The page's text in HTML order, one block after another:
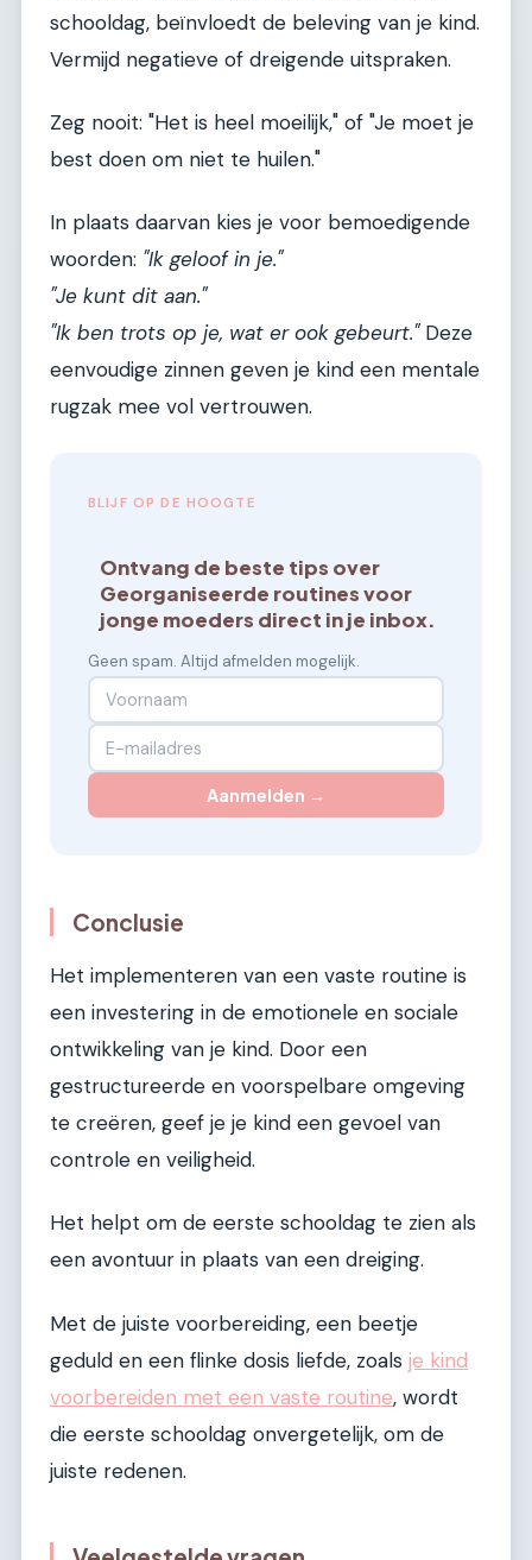
schooldag, beïnvloedt de beleving van je kind.
Vermijd negatieve of dreigende uitspraken.
Zeg nooit: "Het is heel moeilijk," of "Je moet je
best doen om niet te huilen."
In plaats daarvan kies je voor bemoedigende
woorden: "Ik geloof in je."
"Je kunt dit aan."
"Ik ben trots op je, wat er ook gebeurt."Deze
eenvoudige zinnen geven je kind een mentale
rugzak mee vol vertrouwen.
BLIJF OP DE HOOGTE
Ontvang de beste tips over
Georganiseerde routines voor
jonge moeders direct in je inbox.
Geen spam. Altijd afmelden mogelijk.
Aanmelden →
Conclusie
Het implementeren van een vaste routine is
een investering in de emotionele en sociale
ontwikkeling van je kind. Door een
gestructureerde en voorspelbare omgeving
te creëren, geef je je kind een gevoel van
controle en veiligheid.
Het helpt om de eerste schooldag te zien als
een avontuur in plaats van een dreiging.
Met de juiste voorbereiding, een beetje
geduld en een flinke dosis liefde, zoals je kind
voorbereiden met een vaste routine, wordt
die eerste schooldag onvergetelijk, om de
juiste redenen.